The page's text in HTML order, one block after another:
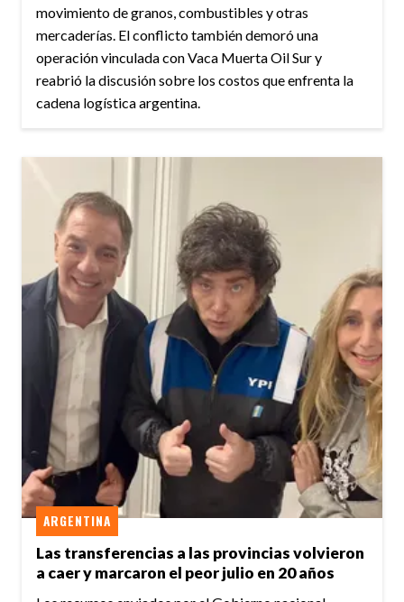
movimiento de granos, combustibles y otras
mercaderías. El conflicto también demoró una
operación vinculada con Vaca Muerta Oil Sur y
reabrió la discusión sobre los costos que enfrenta la
cadena logística argentina.
Las transferencias a las provincias volvieron
a caer y marcaron el peor julio en 20 años
ARGENTINA